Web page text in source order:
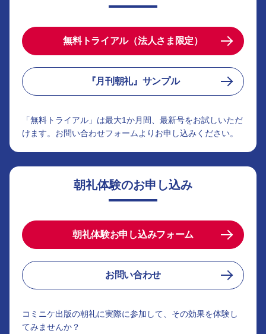
無料トライアル（法人さま限定）
『月刊朝礼』サンプル
「無料トライアル」は最大1か月間、最新号をお試しいただ
けます。お問い合わせフォームよりお申し込みください。
朝礼体験のお申し込み
朝礼体験お申し込みフォーム
お問い合わせ
コミニケ出版の朝礼に実際に参加して、その効果を体験し
てみませんか？